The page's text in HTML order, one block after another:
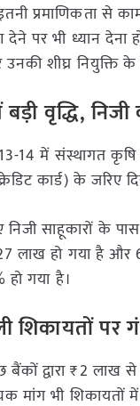
प्रमाणिकता
पर भी ध्यान देना
शीघ्र नियुक्ति
वृद्धि, निजी
14 में
कार्ड) के
साहूकारों के
हो गया है और
गया है।
शिकायतों पर
द्वारा ₹2
मांग भी शिकायतों